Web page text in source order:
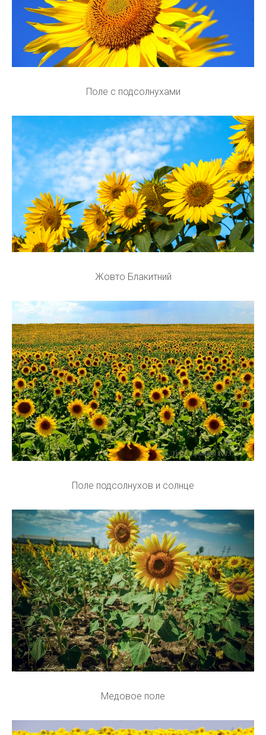
Поле с подсолнухами
Жовто Блакитний
Поле подсолнухов и солнце
Медовое поле